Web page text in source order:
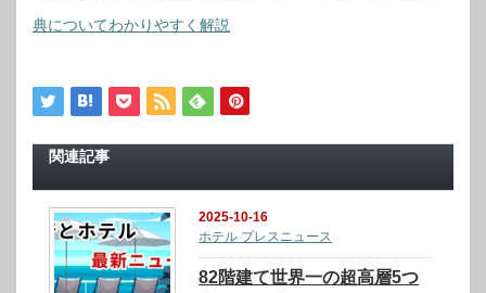
典についてわかりやすく解説
関連記事
2025-10-16
ホテル プレスニュース
82階建て世界一の超高層5つ